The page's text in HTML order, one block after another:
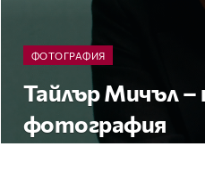
ФОТОГРАФИЯ
Тайлър Мичъл –
фотография